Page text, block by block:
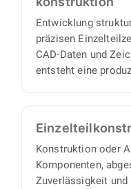
mit minimalem
Aufsichtsaufwand
Entwicklung
präzisen
CAD-Daten und
entsteht eine
Konstruktion oder
Komponenten,
Zuverlässigkeit